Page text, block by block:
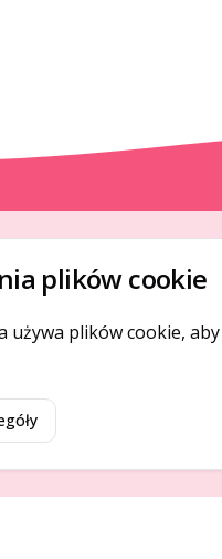
łączy ludzi i
O NAS
Kontakt
plików cookie
używa plików cookie,